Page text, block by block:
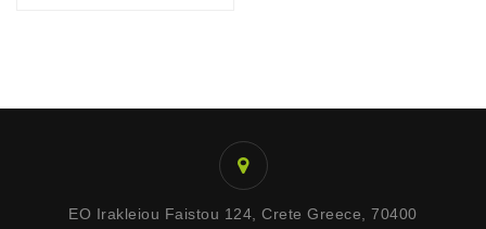
EO Irakleiou Faistou 124, Crete Greece, 70400